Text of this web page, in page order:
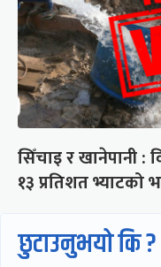
सिँचाइ र खानेपानी
१३ प्रतिशत भ्याटको
छुटाउनुभयो कि ?